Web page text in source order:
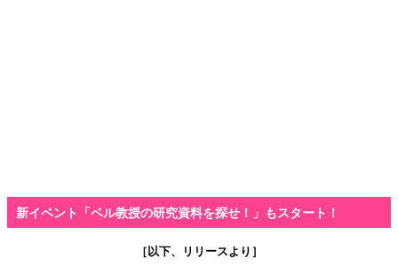
新イベント「ベル教授の研究資料を探せ！」もスタート！
［以下、リリースより］